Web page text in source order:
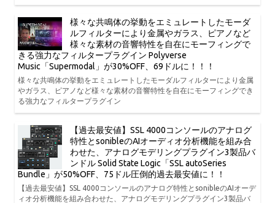
様々な共鳴体の挙動をエミュレートしたモーダ
ルフィルターにより金属やガラス、ピアノなど
様々な素材の音響特性を自在にモーフィングで
きる強力なフィルタープラグイン Polyverse
Music「Supermodal」が30%OFF、69ドルに！！！
様々な共鳴体の挙動をエミュレートしたモーダルフィルターにより金属
やガラス、ピアノなど様々な素材の音響特性を自在にモーフィングでき
る強力なフィルタープラグイン
【過去最安値】SSL 4000コンソールのアナログ
特性とsonibleのAIオーディオ分析機能を組み合
わせた、アナログモデリングプラグイン3製品バ
ンドル Solid State Logic「SSL autoSeries
Bundle」が50%OFF、75ドル圧倒的過去最安値に！！
【過去最安値】SSL 4000コンソールのアナログ特性とsonibleのAIオーデ
ィオ分析機能を組み合わせた、アナログモデリングプラグイン3製品バ